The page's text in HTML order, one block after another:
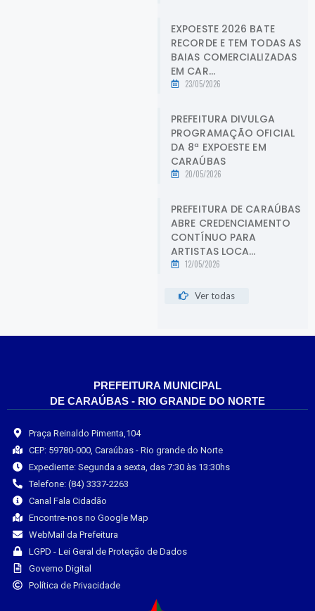
EXPOESTE 2026 BATE
RECORDE E TEM TODAS AS
BAIAS COMERCIALIZADAS
EM CAR...
23/05/2026
PREFEITURA DIVULGA
PROGRAMAÇÃO OFICIAL
DA 8ª EXPOESTE EM
CARAÚBAS
20/05/2026
PREFEITURA DE CARAÚBAS
ABRE CREDENCIAMENTO
CONTÍNUO PARA
ARTISTAS LOCA...
12/05/2026
Ver todas
PREFEITURA MUNICIPAL
DE CARAÚBAS - RIO GRANDE DO NORTE
Praça Reinaldo Pimenta,104
CEP: 59780-000, Caraúbas - Rio grande do Norte
Expediente: Segunda a sexta, das 7:30 às 13:30hs
Telefone: (84) 3337-2263
Canal Fala Cidadão
Encontre-nos no Google Map
WebMail da Prefeitura
LGPD - Lei Geral de Proteção de Dados
Governo Digital
Política de Privacidade